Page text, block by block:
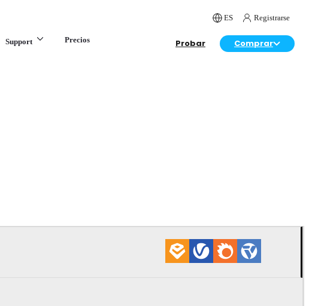
ES Registrarse
Support Precios Probar Comprar